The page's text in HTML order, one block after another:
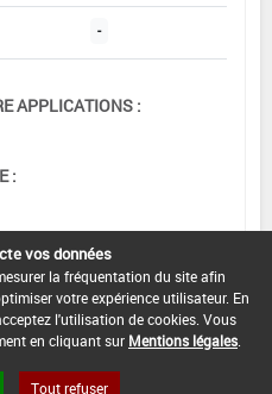
-
APPLICATIONS :
:
: vos données
la fréquentation du site afin
votre expérience utilisateur. En
l'utilisation de cookies. Vous
en cliquant sur Mentions légales
Tout refuser